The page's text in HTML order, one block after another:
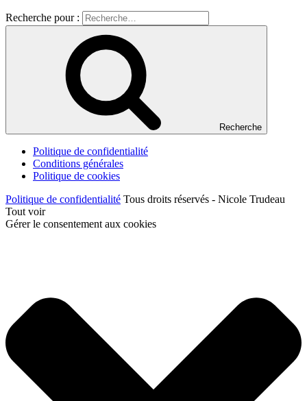
Recherche pour :
Recherche
Politique de confidentialité
Conditions générales
Politique de cookies
Politique de confidentialité Tous droits réservés - Nicole Trudeau
Tout voir
Gérer le consentement aux cookies